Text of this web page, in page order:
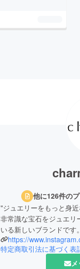
他に126件の
"ジュエリーをもっと身
非常識な宝石をジュエリ
いる新しいブランドです。
https://
特定商取引法に基づく表